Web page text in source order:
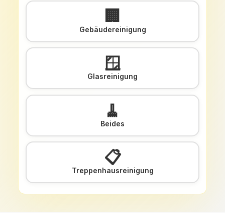
🏢
Gebäudereinigung
🪟
Glasreinigung
🧹
Beides
📋
Treppenhausreinigung